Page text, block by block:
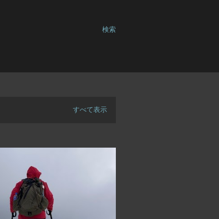
検索
すべて表示